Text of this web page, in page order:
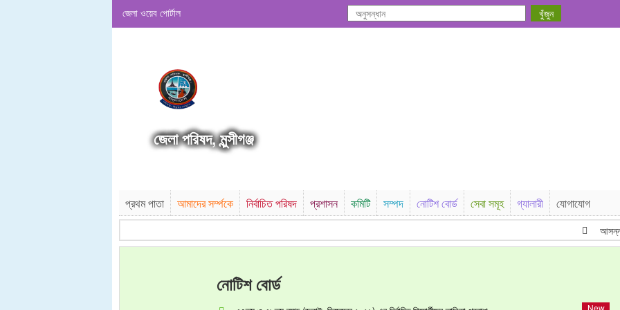
জেলা ওয়েব পোর্টাল
জেলা পরিষদ, মুন্সীগঞ্জ
প্রথম পাতা আমাদের সর্ম্পকে নির্বাচিত পরিষদ প্রশাসন কমিটি সম্পদ নোটিশ বোর্ড সেবা সমূহ গ্যালারী যোগাযোগ
আসন্ন
নোটিশ বোর্ড